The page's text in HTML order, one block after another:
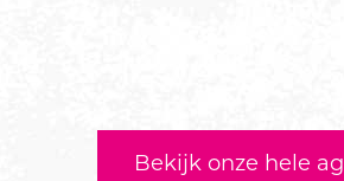
Bekijk onze hele